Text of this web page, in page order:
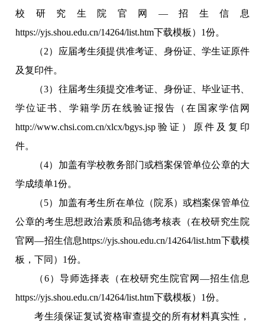
校研究生院官网—招生信息
https://yjs.shou.edu.cn/14264/list.htm下载模板）1份。
（2）应届考生须提供准考证、身份证、学生证原件
及复印件。
（3）往届考生须提交准考证、身份证、毕业证书、
学位证书、学籍学历在线验证报告（在国家学信网
http://www.chsi.com.cn/xlcx/bgys.jsp验证）原件及复印
件。
（4）加盖有学校教务部门或档案保管单位公章的大
学成绩单1份。
（5）加盖有考生所在单位（院系）或档案保管单位
公章的考生思想政治素质和品德考核表（在校研究生院
官网—招生信息https://yjs.shou.edu.cn/14264/list.htm下载模
板，下同）1份。
（6）导师选择表（在校研究生院官网—招生信息
https://yjs.shou.edu.cn/14264/list.htm下载模板）1份。
考生须保证复试资格审查提交的所有材料真实性，